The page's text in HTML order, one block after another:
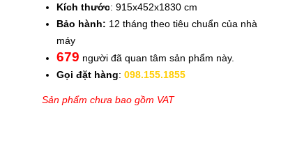
Kích thước: 915x452x1830 cm
Bảo hành: 12 tháng theo tiêu chuẩn của nhà
máy
679 người đã quan tâm sản phẩm này.
Gọi đặt hàng: 098.155.1855
Sản phẩm chưa bao gồm VAT